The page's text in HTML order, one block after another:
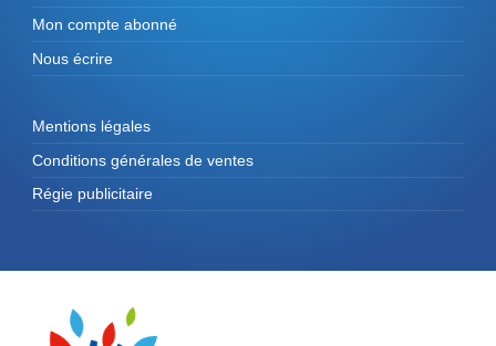
Mon compte abonné
Nous écrire
Mentions légales
Conditions générales de ventes
Régie publicitaire